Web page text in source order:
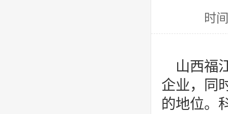
时
山西福
企业，同
的地位。